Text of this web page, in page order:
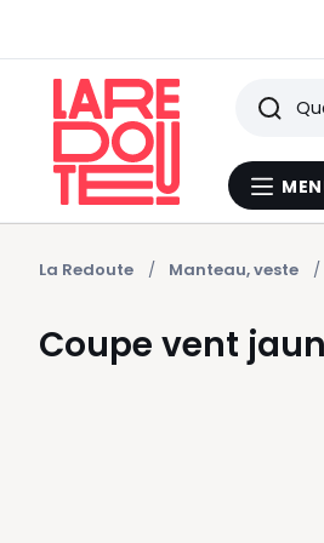
vus
La Redoute Manteau, veste
Coupe vent